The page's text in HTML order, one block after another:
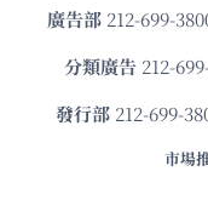
廣告部212-699-
分類廣告 212-
發⾏部 212-699-
市場